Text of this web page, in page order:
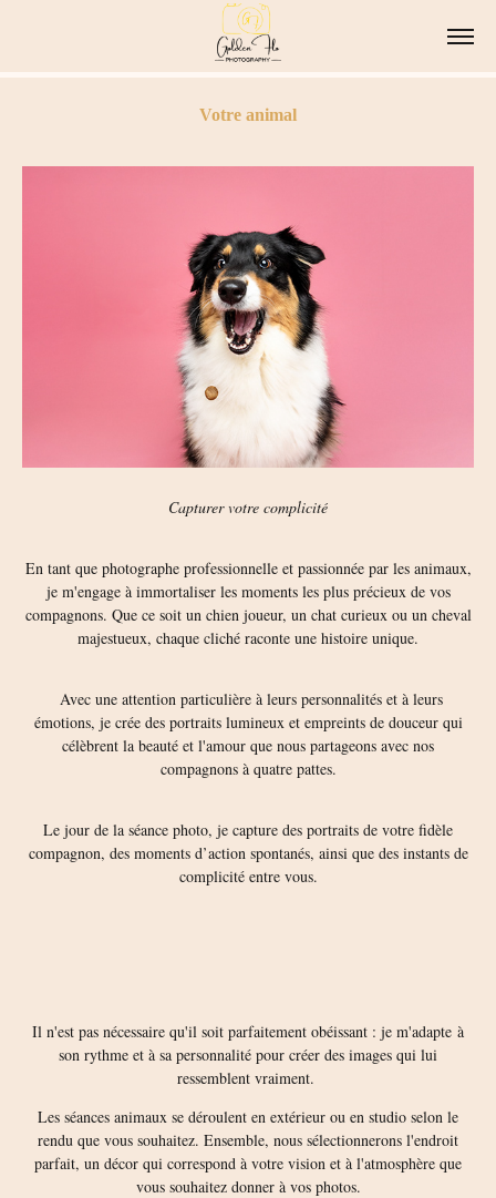
Votre animal
Capturer votre complicité
En tant que photographe professionnelle et passionnée par les animaux,
je m'engage à immortaliser les moments les plus précieux de vos
compagnons. Que ce soit un chien joueur, un chat curieux ou un cheval
majestueux, chaque cliché raconte une histoire unique.
Avec une attention particulière à leurs personnalités et à leurs
émotions, je crée des portraits lumineux et empreints de douceur qui
célèbrent la beauté et l'amour que nous partageons avec nos
compagnons à quatre pattes.
Le jour de la séance photo, je capture des portraits de votre fidèle
compagnon, des moments d’action spontanés, ainsi que des instants de
complicité entre vous.
Il n'est pas nécessaire qu'il soit parfaitement obéissant : je m'adapte à
son rythme et à sa personnalité pour créer des images qui lui
ressemblent vraiment.
Les séances animaux se déroulent en extérieur ou en studio selon le
rendu que vous souhaitez. Ensemble, nous sélectionnerons l'endroit
parfait, un décor qui correspond à votre vision et à l'atmosphère que
vous souhaitez donner à vos photos.